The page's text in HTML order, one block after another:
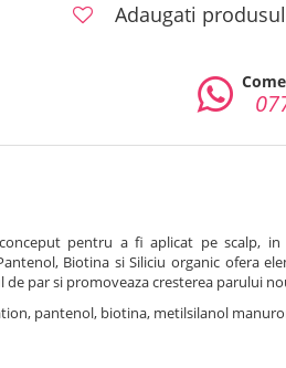
Adaugati
pentru a fi aplicat pe scalp, in
Biotina si Siliciu organic ofera
de par si promoveaza cresterea parului
pantenol, biotina, metilsilanol